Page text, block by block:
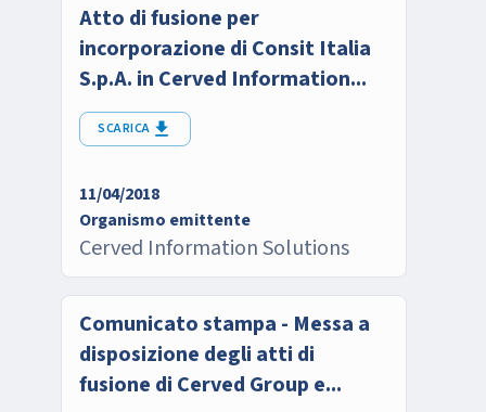
Atto di fusione per
incorporazione di Consit Italia
S.p.A. in Cerved Information...
SCARICA
11/04/2018
Organismo emittente
Cerved Information Solutions
Comunicato stampa - Messa a
disposizione degli atti di
fusione di Cerved Group e...